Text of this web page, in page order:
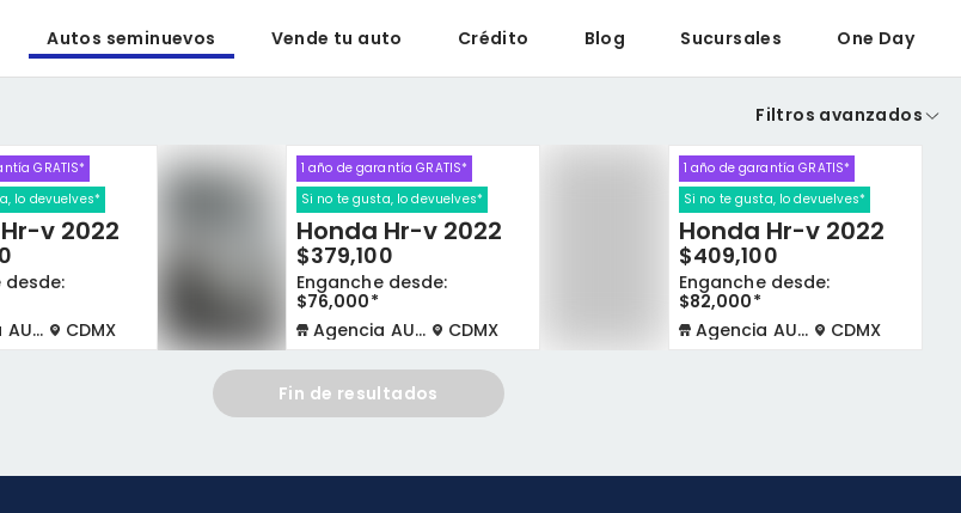
Autos seminuevos Vende tu auto Crédito Blog Sucursales One Day
Filtros avanzados
GRATIS*
lo devuelves*
v 2022
desde:
CDMX
1 año de garantía GRATIS*
Si no te gusta, lo devuelves*
Honda Hr-v 2022
$379,100
Enganche desde:
$76,000*
Agencia AUTOCOM
CDMX
1 año de garantía GRATIS*
Si no te gusta, lo devuelves*
Honda Hr-v 2022
$409,100
Enganche desde:
$82,000*
Agencia AUTOCOM
CDMX
Fin de resultados